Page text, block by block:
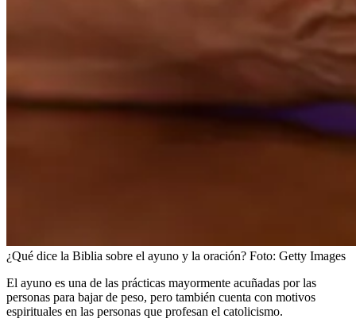
¿Qué dice la Biblia sobre el ayuno y la oración? Foto: Getty Images
El ayuno es una de las prácticas mayormente acuñadas por las
personas para bajar de peso, pero también cuenta con motivos
espirituales en las personas que profesan el catolicismo.